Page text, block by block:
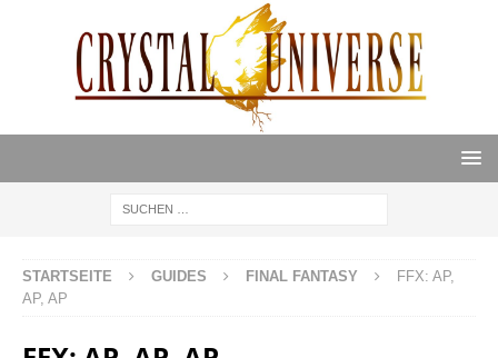
STARTSEITE GUIDES FINAL FANTASY
FFX: AP,
AP, AP